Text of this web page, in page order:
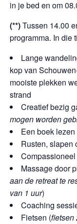
in je bed en om
(**)Tussen 14.00
programma. In die
Lange
kop van
mooiste plekken
strand
Creatief bezig
mogen worden
Een boek
Rusten, slapen
Massage door
aan de retreat te
van 1 uur)
Coaching
Fietsen (fietsen